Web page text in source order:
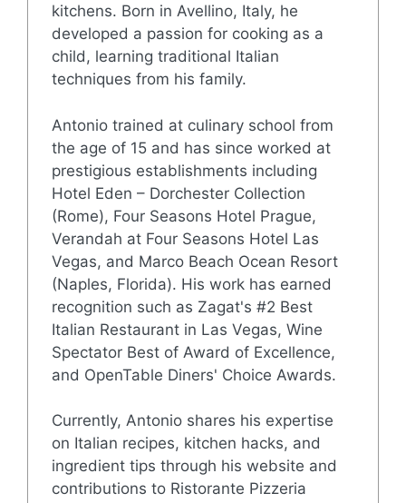
kitchens. Born in Avellino, Italy, he
developed a passion for cooking as a
child, learning traditional Italian
techniques from his family.
Antonio trained at culinary school from
the age of 15 and has since worked at
prestigious establishments including
Hotel Eden – Dorchester Collection
(Rome), Four Seasons Hotel Prague,
Verandah at Four Seasons Hotel Las
Vegas, and Marco Beach Ocean Resort
(Naples, Florida). His work has earned
recognition such as Zagat's #2 Best
Italian Restaurant in Las Vegas, Wine
Spectator Best of Award of Excellence,
and OpenTable Diners' Choice Awards.
Currently, Antonio shares his expertise
on Italian recipes, kitchen hacks, and
ingredient tips through his website and
contributions to Ristorante Pizzeria